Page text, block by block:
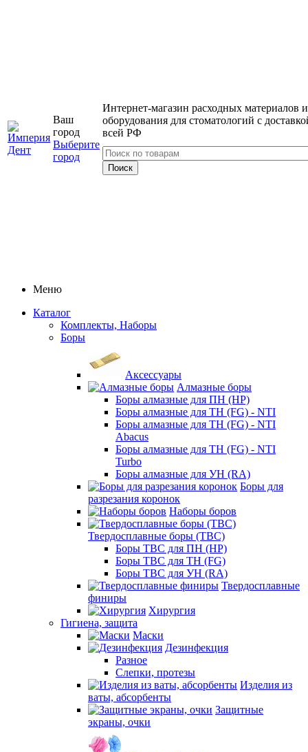
Ваш
город
Выберите
город
Интернет-магазин расходных материалов и
оборудования для стоматологий с
всей РФ
Меню
Каталог
Комплекты, Наборы
Боры
Аксессуары
Алмазные боры
Боры алмазные для ПН (HP)
Боры алмазные для ТН (FG) - NTI
Боры алмазные для ТН (FG) - NTI
Abacus
Боры алмазные для ТН (FG) - NTI
Turbo
Боры алмазные для УН (RA)
Боры для
разрезания коронок
Наборы боров
Твердосплавные боры (ТВС)
Боры ТВС для ПН (HP)
Боры ТВС для ТН (FG)
Боры ТВС для УН (RA)
Твердосплавные
финиры
Хирургия
Гигиена, защита
Маски
Дезинфекция
Разное
Слепки, протезы
Изделия из
ваты, абсорбенты
Защитные
экраны, очки